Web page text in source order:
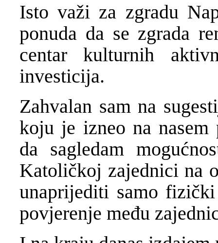
Isto važi za zgradu
ponuda da se zgrada
centar kulturnih
investicija.
Zahvalan sam na
koju je izneo na nasem
da sagledam
Katoličkoj zajednici na
unaprijediti samo
povjerenje među